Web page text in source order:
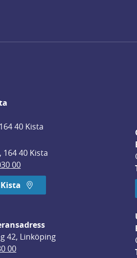
40 Kista
40 Kista
00
42, Linköping
00